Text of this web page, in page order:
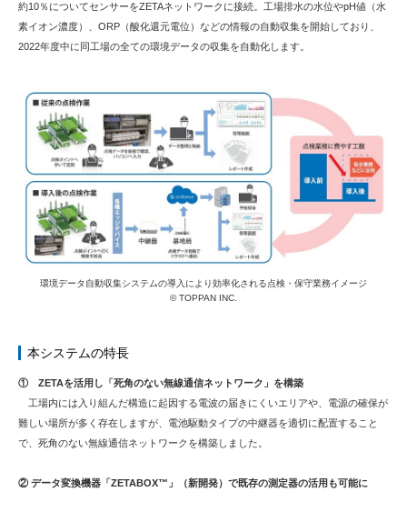
約10％についてセンサーをZETAネットワークに接続。工場排水の水位やpH値（水
素イオン濃度）、ORP（酸化還元電位）などの情報の自動収集を開始しており、
2022年度中に同工場の全ての環境データの収集を自動化します。
環境データ自動収集システムの導入により効率化される点検・保守業務イメージ
© TOPPAN INC.
本システムの特長
① ZETAを活用し「死角のない無線通信ネットワーク」を構築
工場内には入り組んだ構造に起因する電波の届きにくいエリアや、電源の確保が
難しい場所が多く存在しますが、電池駆動タイプの中継器を適切に配置すること
で、死角のない無線通信ネットワークを構築しました。
② データ変換機器「ZETABOX™」（新開発）で既存の測定器の活用も可能に